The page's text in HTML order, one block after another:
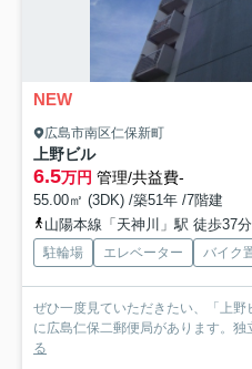
NEW
広島市南区仁保新町
上野ビル
6.5万円 管理/共益費-
55.00㎡ (3DK) /築51年 /7階建
山陽本線「天神川」駅 徒歩37分
駐輪場 エレベーター バイク
ぜひ一度見ていただきたい、「上
に広島仁保二郵便局があります。
る